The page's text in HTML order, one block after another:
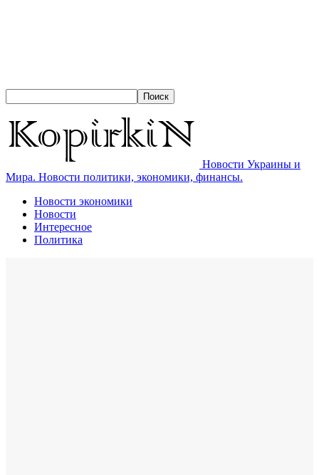
Новости Украины и
Мира. Новости политики, экономики, финансы.
Новости экономики
Новости
Интересное
Политика